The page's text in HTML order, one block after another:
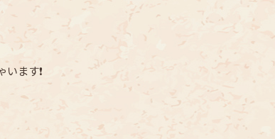
ます❗️